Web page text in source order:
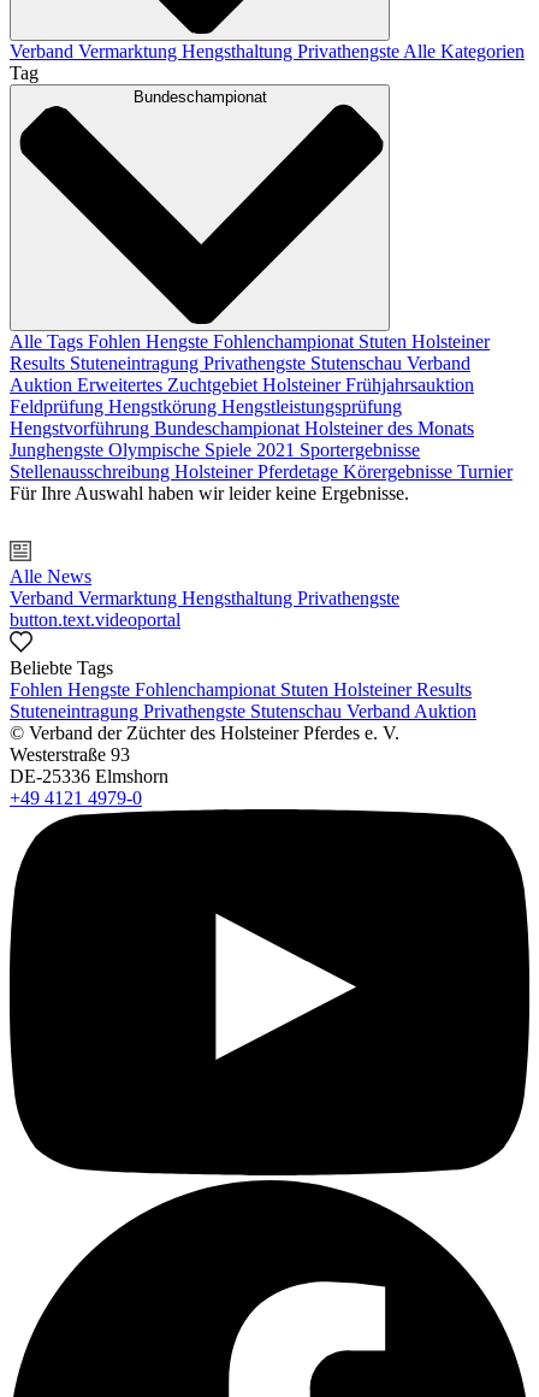
Verband Vermarktung Hengsthaltung PrivathengsteAlle Kategorien
Tag
Bundeschampionat
Alle Tags Fohlen Hengste Fohlenchampionat Stuten Holsteiner
Results Stuteneintragung Privathengste Stutenschau Verband
Auktion Erweitertes Zuchtgebiet Holsteiner Frühjahrsauktion
Feldprüfung Hengstkörung Hengstleistungsprüfung
Hengstvorführung Bundeschampionat Holsteiner des Monats
Junghengste Olympische Spiele 2021 Sportergebnisse
Stellenausschreibung Holsteiner Pferdetage Körergebnisse Turnier
Für Ihre Auswahl haben wir leider keine Ergebnisse.
Alle News
Verband Vermarktung Hengsthaltung Privathengste
button.text.videoportal
Beliebte Tags
Fohlen Hengste Fohlenchampionat Stuten Holsteiner Results
Stuteneintragung Privathengste Stutenschau Verband Auktion
© Verband der Züchter des Holsteiner Pferdes e. V.
Westerstraße 93
DE-25336 Elmshorn
+49 4121 4979-0